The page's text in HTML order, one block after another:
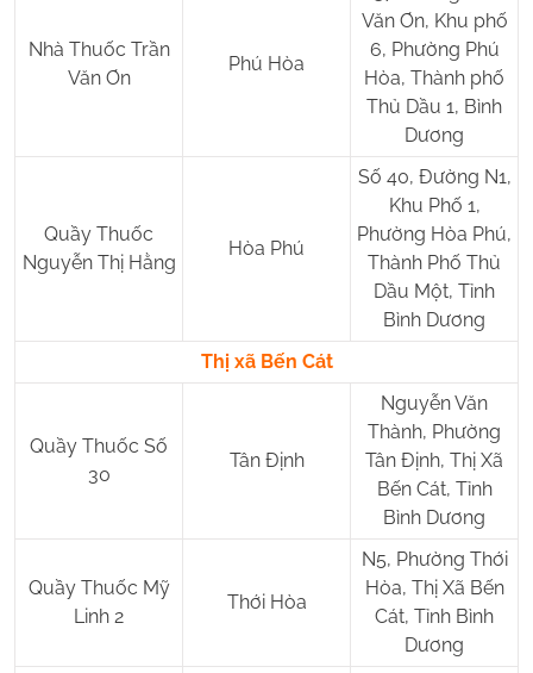
Nhà Thuốc Trần
Văn Ơn
Phú Hòa
Văn Ơn, Khu phố
6, Phường Phú
Hòa, Thành phố
Thủ Dầu 1, Bình
Dương
Quầy Thuốc
Nguyễn Thị Hằng
Hòa Phú
Số 40, Đường N1,
Khu Phố 1,
Phường Hòa Phú,
Thành Phố Thủ
Dầu Một, Tỉnh
Bình Dương
Thị xã Bến Cát
Quầy Thuốc Số
30
Tân Định
Nguyễn Văn
Thành, Phường
Tân Định, Thị Xã
Bến Cát, Tỉnh
Bình Dương
Quầy Thuốc Mỹ
Linh 2
Thới Hòa
N5, Phường Thới
Hòa, Thị Xã Bến
Cát, Tỉnh Bình
Dương